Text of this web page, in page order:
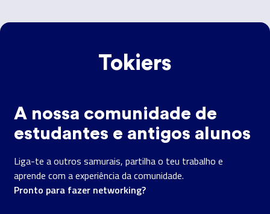
Tokiers
A nossa comunidade de
estudantes e antigos alunos
Liga-te a outros samurais, partilha o teu trabalho e
aprende com a experiência da comunidade.
Pronto para fazer networking?